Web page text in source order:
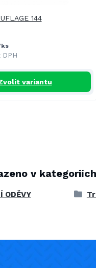
144
ks
DPH
variantu
v kategoriích
ODĚVY